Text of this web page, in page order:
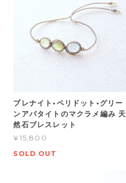
プレナイト•ペリドット•グリー
ンアパタイトのマクラメ編み 天
然石ブレスレット
¥15,800
SOLD OUT